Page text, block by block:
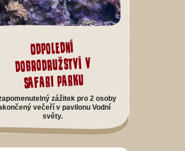
Odpolední
dobrodružství v
SAFARI PARKU
zážitek pro 2 osoby
večeří v pavilonu Vodní
světy.